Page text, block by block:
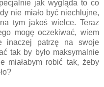
jak wygląda to co
nie miało być niechlujne,
tym jakoś wielce. Teraz
mogę oczekiwać, wiem
inaczej patrzę na swoje
tak by było maksymalnie
miałabym robić tak, żeby